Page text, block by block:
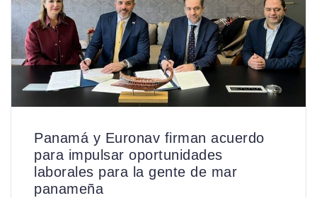
Panamá y Euronav firman acuerdo
para impulsar oportunidades
laborales para la gente de mar
panameña